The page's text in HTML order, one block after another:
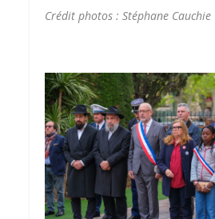
Crédit photos : Stéphane Cauchie